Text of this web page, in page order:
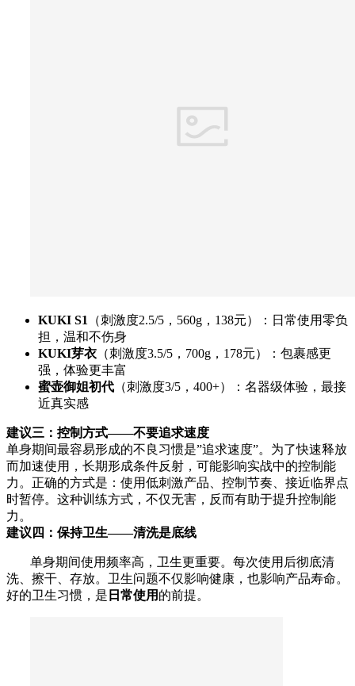
KUKI S1
（刺激度2.5/5，560g，138元）：日常使用零负
担，温和不伤身
KUKI芽衣 （刺激度3.5/5，700g，178元）：包裹感更
强，体验更丰富
蜜壶御姐初代 （刺激度3/5，400+）：名器级体验，最接
近真实感
建议三：控制方式——不要追求速度
单身期间最容易形成的不良习惯是”追求速度”。为了快速释放
而加速使用，长期形成条件反射，可能影响实战中的控制能
力。正确的方式是：使用低刺激产品、控制节奏、接近临界点
时暂停。这种训练方式，不仅无害，反而有助于提升控制能
力。
建议四：保持卫生——清洗是底线
单身期间使用频率高，卫生更重要。每次使用后彻底清
洗、擦干、存放。卫生问题不仅影响健康，也影响产品寿命。
好的卫生习惯，是 日常使用 的前提。